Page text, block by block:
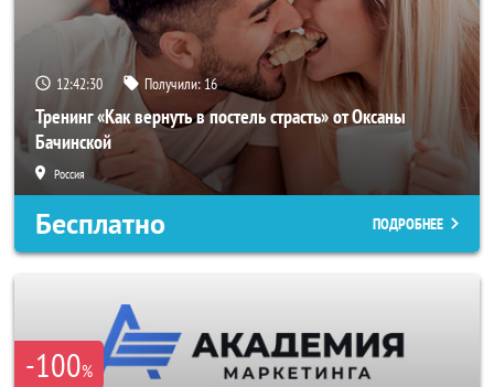
12:42:28 Получили: 16
Тренинг «Как вернуть в постель страсть» от Оксаны
Бачинской
Россия
Бесплатно ПОДРОБНЕЕ
-100%